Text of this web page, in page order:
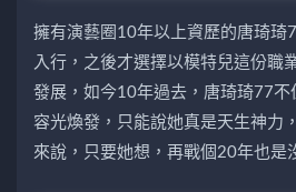
擁有演藝圈10年以上資歷的唐琦琦
入行，之後才選擇以模特兒這份職
發展，如今10年過去，唐琦琦77不
容光煥發，只能說她真是天生神力
來說，只要她想，再戰個20年也是